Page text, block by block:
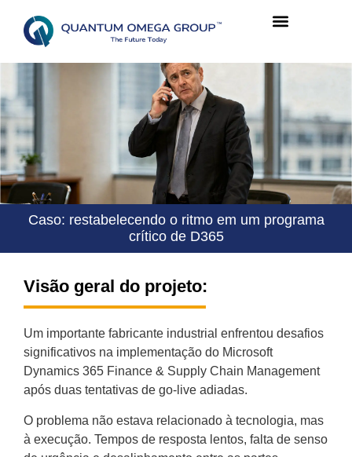
Caso: restabelecendo o ritmo em um programa
crítico de D365
Visão geral do projeto:
Um importante fabricante industrial enfrentou desafios
significativos na implementação do Microsoft
Dynamics 365 Finance & Supply Chain Management
após duas tentativas de go-live adiadas.
O problema não estava relacionado à tecnologia, mas
à execução. Tempos de resposta lentos, falta de senso